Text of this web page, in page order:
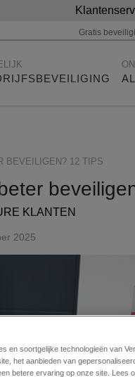
Gratis
BEVEILIGEN? 12 TIPS
KLANTEN
2025
en soortgelijke technologieën van
het aanbieden van
betere ervaring op onze site.